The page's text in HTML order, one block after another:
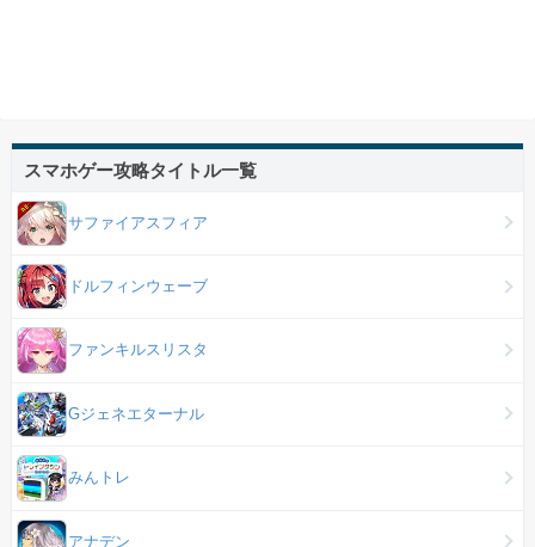
スマホゲー攻略タイトル一覧
サファイアスフィア
ドルフィンウェーブ
ファンキルスリスタ
Gジェネエターナル
みんトレ
アナデン